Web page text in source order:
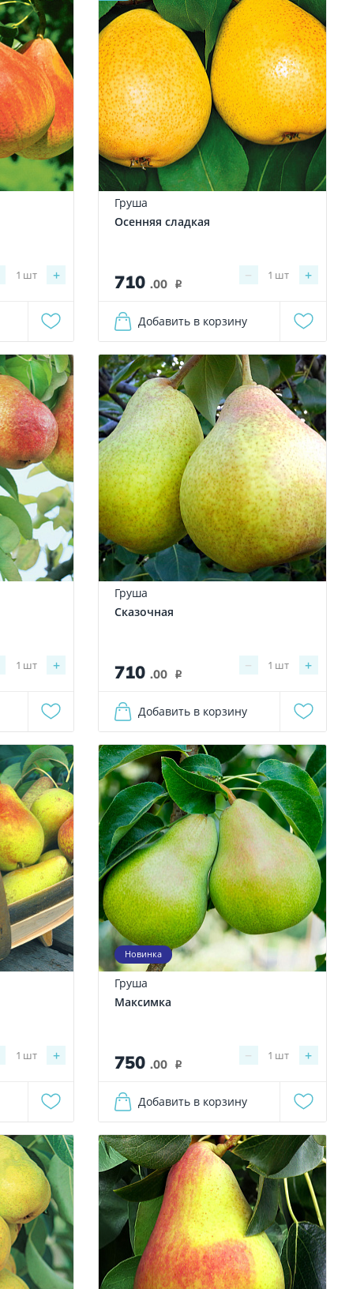
+
1 шт
Груша
Осенняя сладкая
710.00 i
− +
1 шт
Добавить в корзину
+
1 шт
Груша
Сказочная
710.00 i
− +
1 шт
Добавить в корзину
+
1 шт
Новинка
Груша
Максимка
750.00 i
− +
1 шт
Добавить в корзину